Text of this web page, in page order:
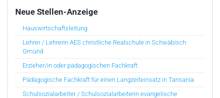
Neue Stellen-Anzeige
Hauswirtschaftsleitung
Lehrer / Lehrerin AES christliche Realschule in Schwäbisch
Gmünd
Erzieher/in oder pädagogischen Fachkraft
Pädagogische Fachkraft für einen Langzeiteinsatz in Tansania
Schulsozialarbeiter / Schulsozialarbeiterin evangelische